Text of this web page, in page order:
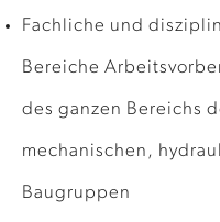
Fachliche und
Bereiche
des ganzen Bereichs
mechanischen,
Baugruppen